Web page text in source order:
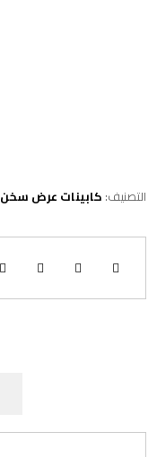
التصنيف: كابينات عرض سخن